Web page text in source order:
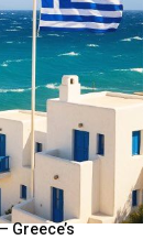
Greece’s